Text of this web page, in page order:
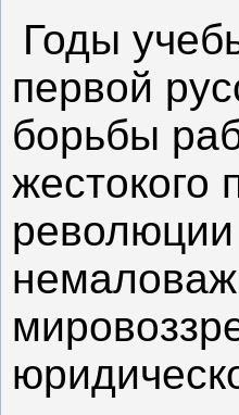
Годы
первой
борьбы
жестокого
революции